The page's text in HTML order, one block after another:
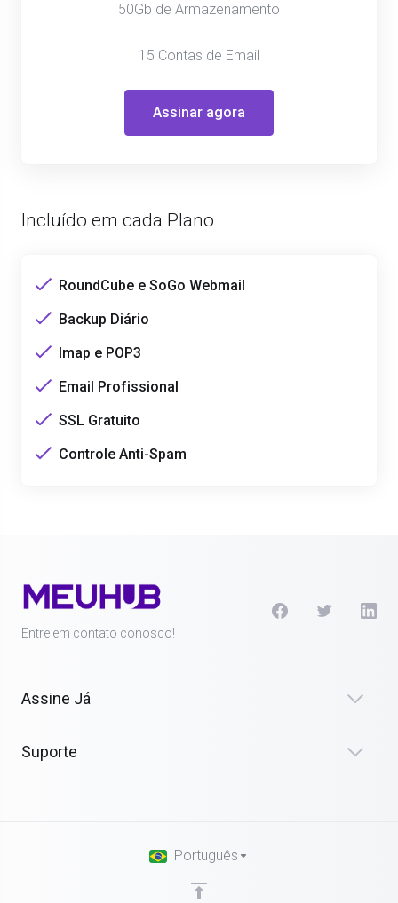
50Gb de Armazenamento
15 Contas de Email
Assinar agora
Incluído em cada Plano
RoundCube e SoGo Webmail
Backup Diário
Imap e POP3
Email Profissional
SSL Gratuito
Controle Anti-Spam
Entre em contato conosco!
Assine Já
Suporte
Português